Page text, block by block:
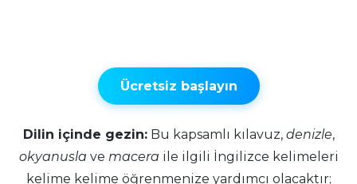
Ücretsiz başlayın
Dilin içinde gezin:Bu kapsamlı kılavuz, denizle,
okyanusla ve macera ile ilgili İngilizce kelimeleri
kelime kelime öğrenmenize yardımcı olacaktır;